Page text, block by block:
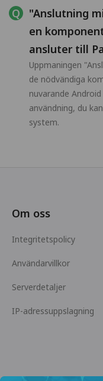
"Anslutning
en
ansluter till
Uppmaningen
de nödvändiga
nuvarande
användning, du
system.
Om oss
Integritetspolicy
Användarvillkor
Serverdetaljer
IP-adressuppslagning